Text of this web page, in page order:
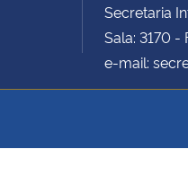
Secretaria
Sala: 3170 -
e-mail: